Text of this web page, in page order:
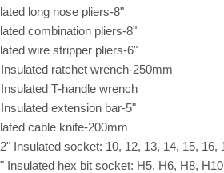
long nose pliers-8"
combination pliers-8"
wire stripper pliers-6"
ratchet wrench-250mm
T-handle wrench
extension bar-5"
cable knife-200mm
Insulated socket: 10, 12, 13, 14, 15, 16,
Insulated hex bit socket: H5, H6, H8, H10